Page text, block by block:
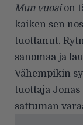
Mun vuosion
kaiken sen
tuottanut.
sanomaa ja
Vähempikin
tuottaja Jonas
sattuman